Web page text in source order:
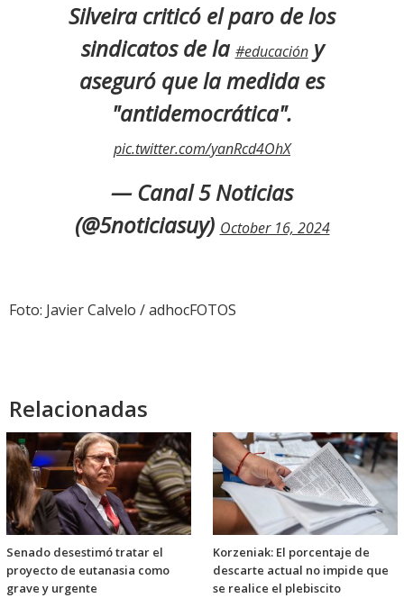
Silveira criticó el paro de los
sindicatos de la #educacióny
aseguró que la medida es
"antidemocrática".
pic.twitter.com/yanRcd4OhX
— Canal 5 Noticias
(@5noticiasuy) October 16, 2024
Foto: Javier Calvelo / adhocFOTOS
Relacionadas
Senado desestimó tratar el
proyecto de eutanasia como
grave y urgente
Korzeniak: El porcentaje de
descarte actual no impide que
se realice el plebiscito